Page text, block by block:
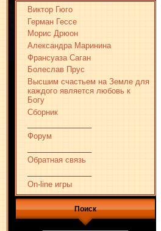
Виктор Гюго
Герман Гессе
Морис Дрюон
Александра Маринина
Франсуаза Саган
Болеслав Прус
Высшим счастьем на Земле для
каждого является любовь к
Богу
Сборник
Форум
Обратная связь
On-line игры
Поиск